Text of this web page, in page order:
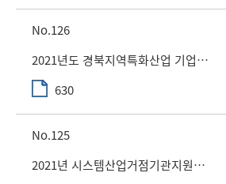
126
2021년도 경북지역특화산업 기업지원사업 수혜기업 2차 모집 공고
630
125
2021년 시스템산업거점기관지원사업 수혜기업 모집 추가공고